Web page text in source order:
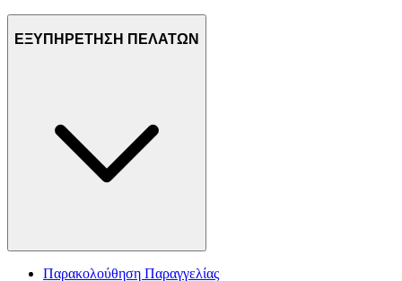
ΕΞΥΠΗΡΕΤΗΣΗ ΠΕΛΑΤΩΝ
Παρακολούθηση Παραγγελίας